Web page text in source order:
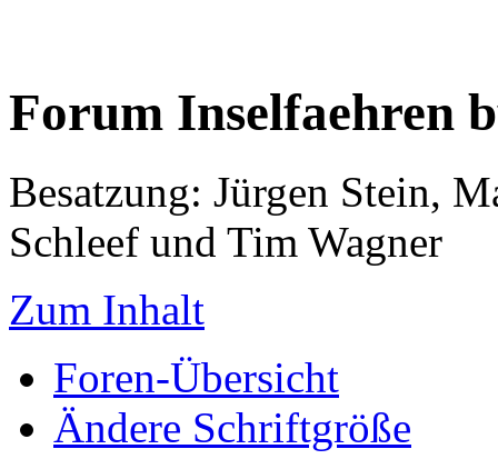
Forum Inselfaehren
Besatzung: Jürgen Stein,
Schleef und Tim Wagner
Zum Inhalt
Foren-Übersicht
Ändere Schriftgröße